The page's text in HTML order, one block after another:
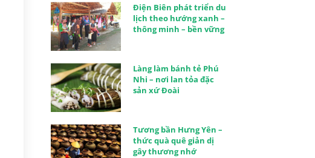
Điện Biên phát triển du
lịch theo hướng xanh –
thông minh – bền vững
Làng làm bánh tẻ Phú
Nhi – nơi lan tỏa đặc
sản xứ Đoài
Tương bần Hưng Yên –
thức quà quê giản dị
gây thương nhớ